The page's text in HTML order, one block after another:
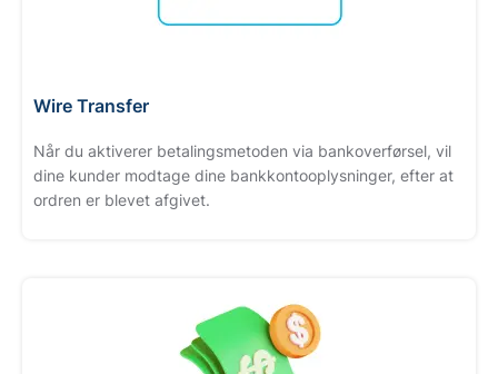
Wire Transfer
Når du aktiverer betalingsmetoden via bankoverførsel, vil
dine kunder modtage dine bankkontooplysninger, efter at
ordren er blevet afgivet.